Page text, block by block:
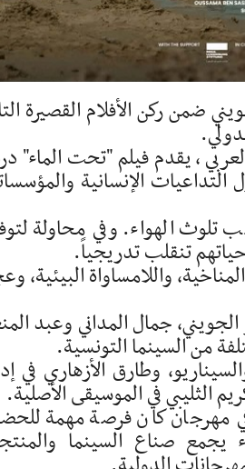
ضمن ركن الأفلام القصيرة
، يقدم فيلم "تحت الماء"
تطرح تساؤلات حول التداعيات الإنسانية
الهواء. وفي محاولة
تنقلب تدريجياً.
واللامساواة البيئية،
جمال المداني وعبد
من السينما التونسية.
وطارق الأزهاري في
الثليبي في الموسيقى الأصلية.
مهرجان كان فرصة مهمة
صناع السينما